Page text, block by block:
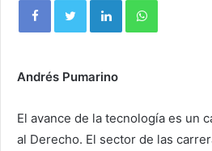
Andrés Pumarino
El avance de la tecnología es un
al Derecho. El sector de las